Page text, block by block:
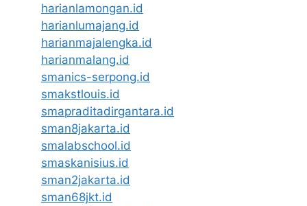
harianlamongan.id
harianlumajang.id
harianmajalengka.id
harianmalang.id
smanics-serpong.id
smakstlouis.id
smapraditadirgantara.id
sman8jakarta.id
smalabschool.id
smaskanisius.id
sman2jakarta.id
sman68jkt.id